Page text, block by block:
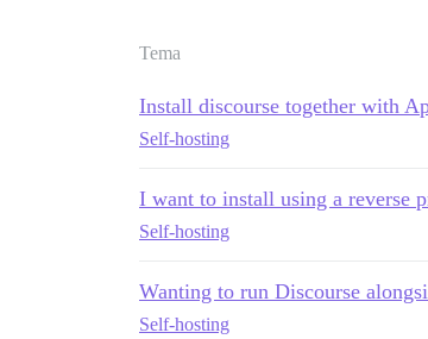
Tema
Install discourse together with
Self-hosting
I want to install using a reverse
Self-hosting
Wanting to run Discourse
Self-hosting